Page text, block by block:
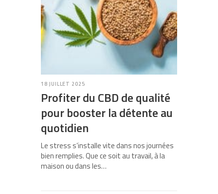
18 JUILLET 2025
Profiter du CBD de qualité
pour booster la détente au
quotidien
Le stress s’installe vite dans nos journées
bien remplies. Que ce soit au travail, à la
maison ou dans les…